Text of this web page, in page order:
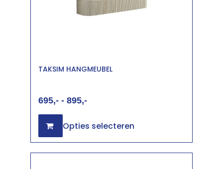
TAKSIM HANGMEUBEL
695 - 895
Opties selecteren